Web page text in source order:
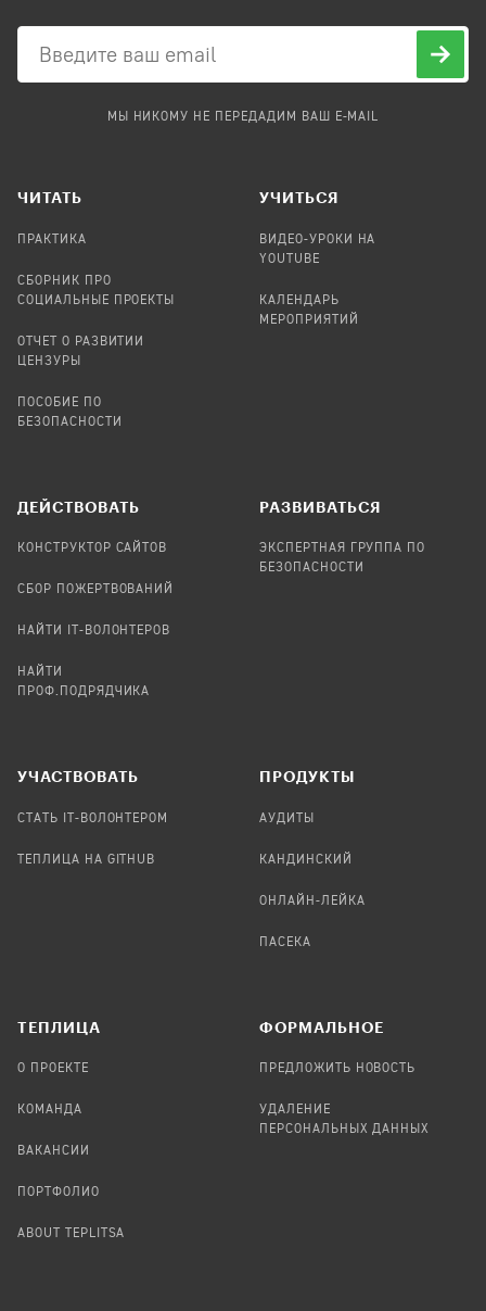
МЫ НИКОМУ НЕ ПЕРЕДАДИМ ВАШ E-MAIL
ЧИТАТЬ
ПРАКТИКА
СБОРНИК ПРО
СОЦИАЛЬНЫЕ ПРОЕКТЫ
ОТЧЕТ О РАЗВИТИИ
ЦЕНЗУРЫ
ПОСОБИЕ ПО
БЕЗОПАСНОСТИ
УЧИТЬСЯ
ВИДЕО-УРОКИ НА
YOUTUBE
КАЛЕНДАРЬ
МЕРОПРИЯТИЙ
ДЕЙСТВОВАТЬ
КОНСТРУКТОР САЙТОВ
СБОР ПОЖЕРТВОВАНИЙ
НАЙТИ IT-ВОЛОНТЕРОВ
НАЙТИ
ПРОФ.ПОДРЯДЧИКА
РАЗВИВАТЬСЯ
ЭКСПЕРТНАЯ ГРУППА ПО
БЕЗОПАСНОСТИ
УЧАСТВОВАТЬ
СТАТЬ IT-ВОЛОНТЕРОМ
ТЕПЛИЦА НА GITHUB
ПРОДУКТЫ
АУДИТЫ
КАНДИНСКИЙ
ОНЛАЙН-ЛЕЙКА
ПАСЕКА
TЕПЛИЦА
О ПРОЕКТЕ
КОМАНДА
ВАКАНСИИ
ПОРТФОЛИО
ABOUT TEPLITSA
ФОРМАЛЬНОЕ
ПРЕДЛОЖИТЬ НОВОСТЬ
УДАЛЕНИЕ
ПЕРСОНАЛЬНЫХ ДАННЫХ